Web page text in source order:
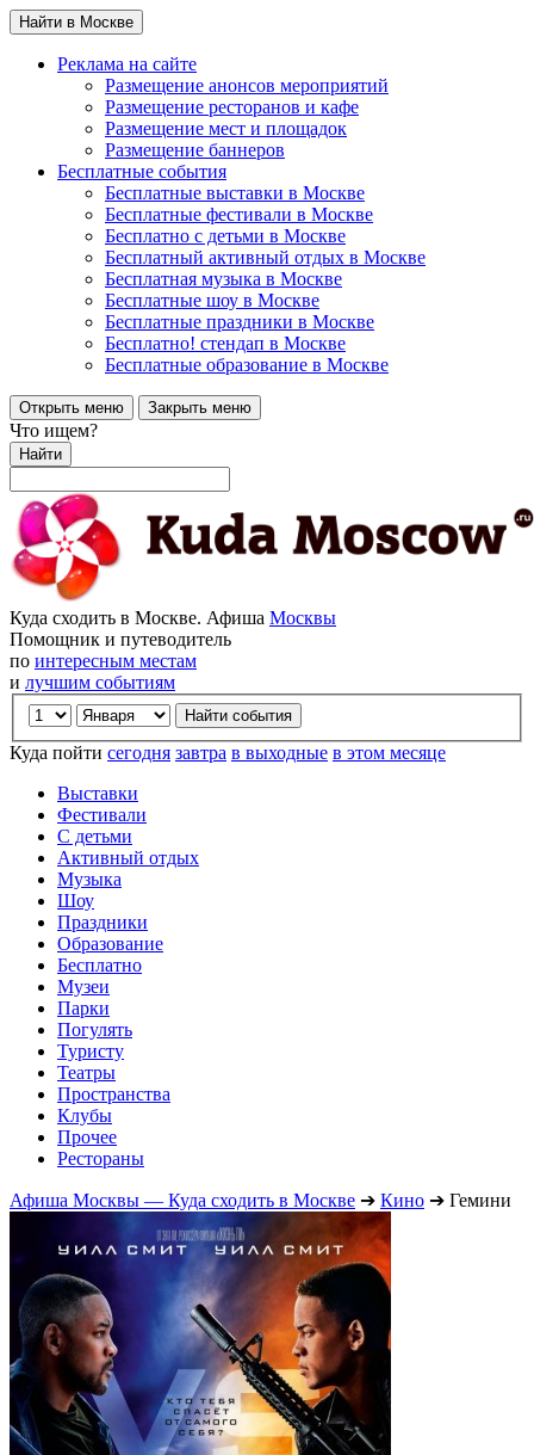
Найти в Москве
Реклама на сайте
Размещение анонсов мероприятий
Размещение ресторанов и кафе
Размещение мест и площадок
Размещение баннеров
Бесплатные события
Бесплатные выставки в Москве
Бесплатные фестивали в Москве
Бесплатно с детьми в Москве
Бесплатный активный отдых в Москве
Бесплатная музыка в Москве
Бесплатные шоу в Москве
Бесплатные праздники в Москве
Бесплатно! стендап в Москве
Бесплатные образование в Москве
Открыть меню Закрыть меню
Что ищем?
Найти
Куда сходить в Москве. Афиша Москвы
Помощник и путеводитель
по интересным местам
и лучшим событиям
Куда пойти сегодня завтра в выходные в этом месяце
Выставки
Фестивали
С детьми
Активный отдых
Музыка
Шоу
Праздники
Образование
Бесплатно
Музеи
Парки
Погулять
Туристу
Театры
Пространства
Клубы
Прочее
Рестораны
Афиша Москвы — Куда сходить в Москве ➔ Кино ➔ Гемини